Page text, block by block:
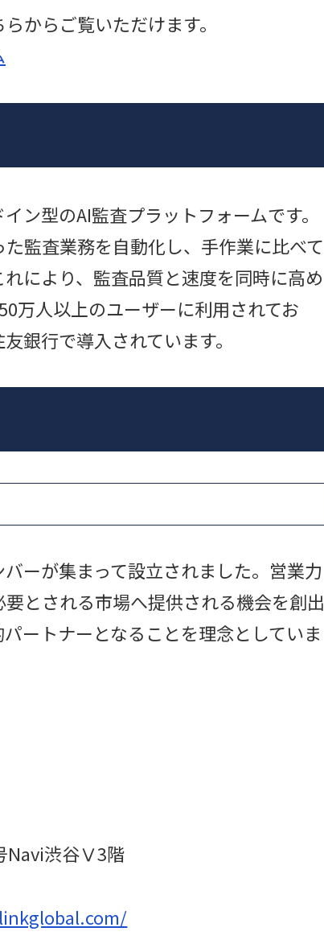
からご覧いただけます。
ン型のAI監査プラットフォームです。
監査業務を自動化し、手作業に比べて
により、監査品質と速度を同時に高め
万人以上のユーザーに利用されてお
銀行で導入されています。
ーが集まって設立されました。営業力
とされる市場へ提供される機会を創出
ートナーとなることを理念としていま
Navi渋谷Ⅴ3階